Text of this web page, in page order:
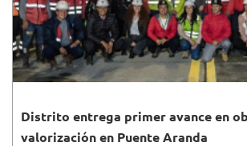
Distrito entrega primer avance en
valorización en Puente Aranda